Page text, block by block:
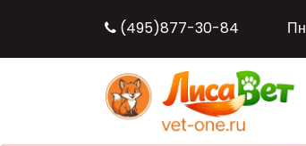
(495)877-30-84